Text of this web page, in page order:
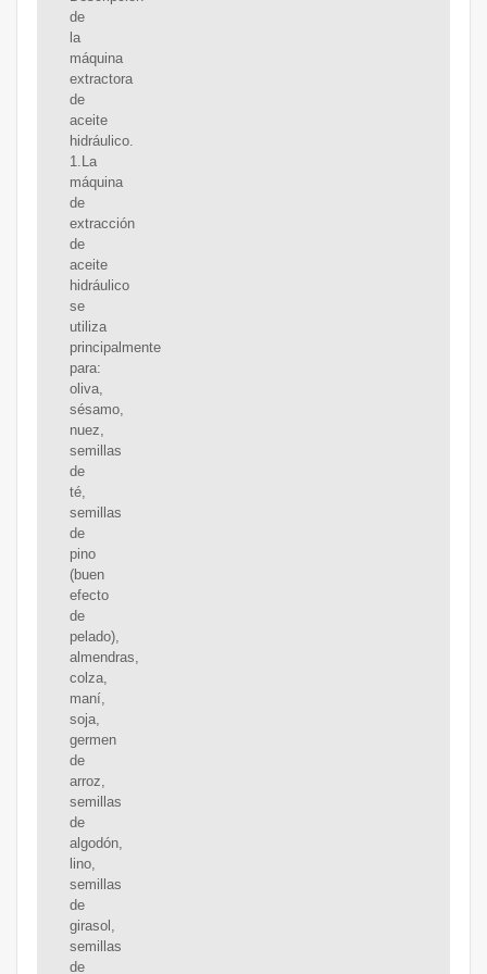
de
la
máquina
extractora
de
aceite
hidráulico.
1.La
máquina
de
extracción
de
aceite
hidráulico
se
utiliza
principalmente
para:
oliva,
sésamo,
nuez,
semillas
de
té,
semillas
de
pino
(buen
efecto
de
pelado),
almendras,
colza,
maní,
soja,
germen
de
arroz,
semillas
de
algodón,
lino,
semillas
de
girasol,
semillas
de